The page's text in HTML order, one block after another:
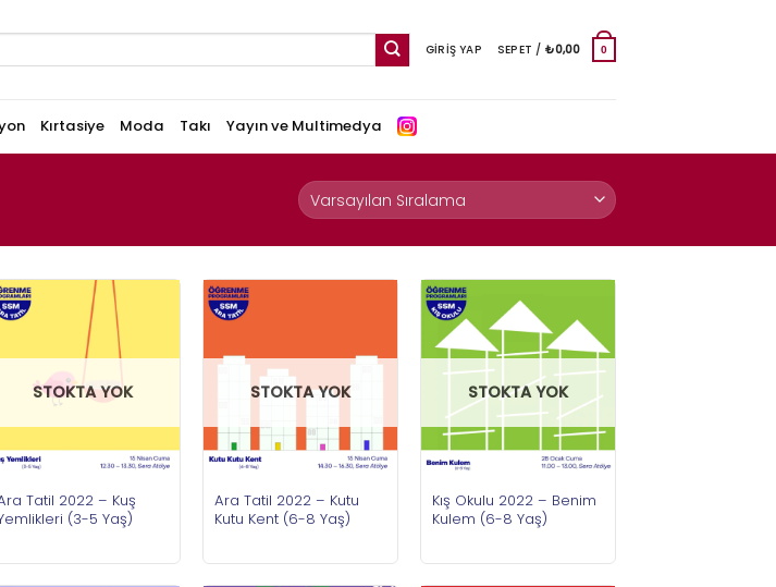
GIRIŞ YAP SEPET / ₺0,00 0
Kırtasiye Moda Takı Yayın ve Multimedya
STOKTA YOK
Tatil 2022 – Kuş
(3-5 Yaş)
STOKTA YOK
Ara Tatil 2022 – Kutu
Kutu Kent (6-8 Yaş)
STOKTA YOK
Kış Okulu 2022 – Benim
Kulem (6-8 Yaş)